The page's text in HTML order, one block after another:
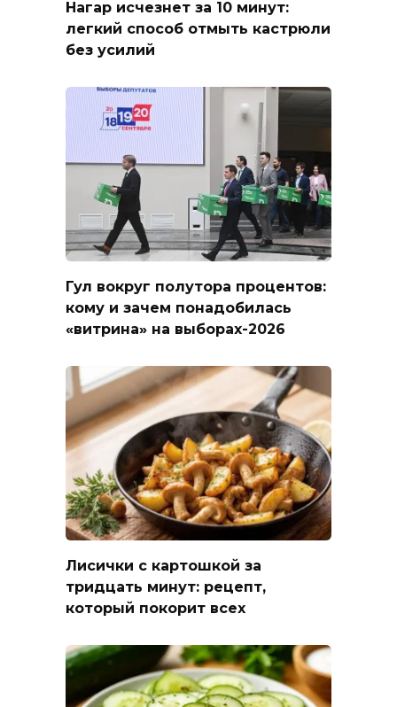
Нагар исчезнет за 10 минут:
легкий способ отмыть кастрюли
без усилий
Гул вокруг полутора процентов:
кому и зачем понадобилась
«витрина» на выборах-2026
Лисички с картошкой за
тридцать минут: рецепт,
который покорит всех